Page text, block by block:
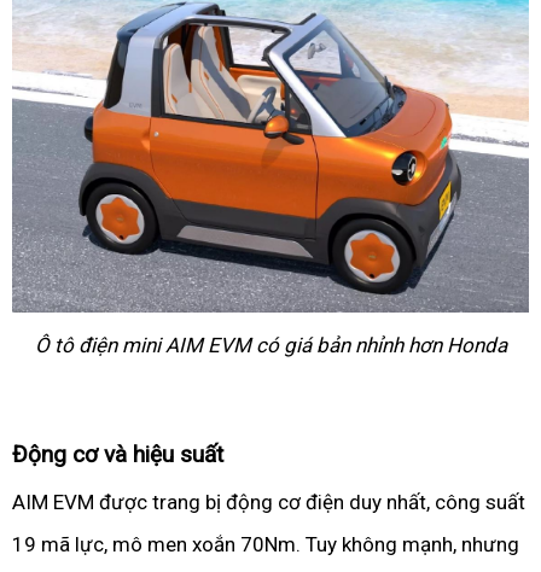
Ô tô điện mini AIM EVM có giá bản nhỉnh hơn Honda
Động cơ và hiệu suất
AIM EVM được trang bị động cơ điện duy nhất, công suất
19 mã lực, mô men xoắn 70Nm. Tuy không mạnh, nhưng